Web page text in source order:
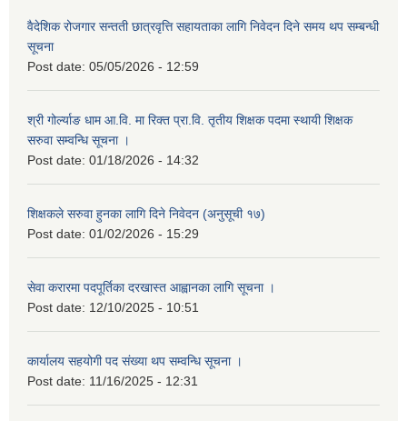
वैदेशिक रोजगार सन्तती छात्रवृत्ति सहायताका लागि निवेदन दिने समय थप सम्बन्धी
सूचना
Post date: 05/05/2026 - 12:59
श्री गोर्ल्याङ धाम आ.वि. मा रिक्त प्रा.वि. तृतीय शिक्षक पदमा स्थायी शिक्षक
सरुवा सम्वन्धि सूचना ।
Post date: 01/18/2026 - 14:32
शिक्षकले सरुवा हुनका लागि दिने निवेदन (अनुसूची १७)
Post date: 01/02/2026 - 15:29
सेवा करारमा पदपूर्तिका दरखास्त आह्वानका लागि सूचना ।
Post date: 12/10/2025 - 10:51
कार्यालय सहयोगी पद संख्या थप सम्वन्धि सूचना ।
Post date: 11/16/2025 - 12:31